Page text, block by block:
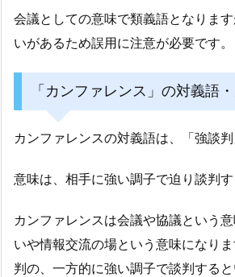
会議としての意味で類義語となりま
いがあるため誤用に注意が必要です。
「カンファレンス」の対義語
カンファレンスの対義語は、「強談判
意味は、相手に強い調子で迫り談判す
カンファレンスは会議や協議という
いや情報交流の場という意味になり
判の、一方的に強い調子で談判する